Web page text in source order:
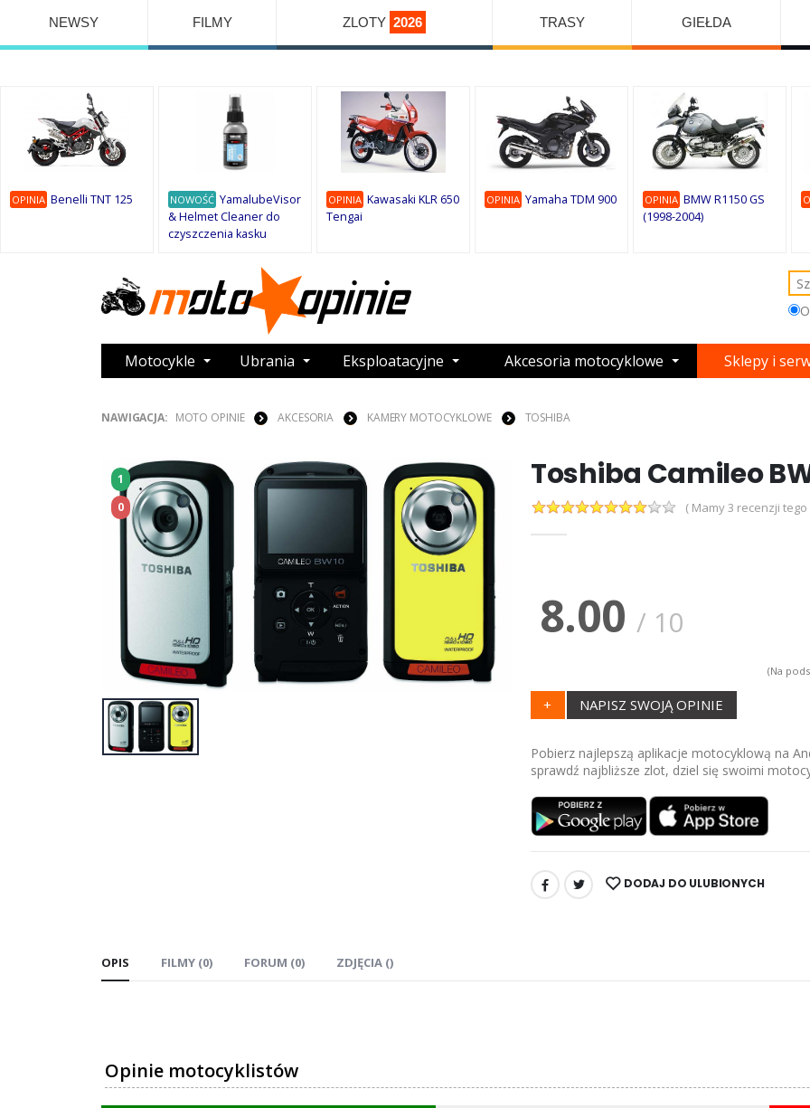
NEWSY FILMY ZLOTY 2026 TRASY GIEŁDA
OPINIA Benelli TNT 125 NOWOŚĆ YamalubeVisor
& Helmet Cleaner do
czyszczenia kasku
OPINIA Kawasaki KLR 650
Tengai
OPINIA Yamaha TDM 900 OPINIA BMW R1150 GS
(1998-2004)
Motocykle Ubrania Eksploatacyjne Akcesoria motocyklowe Sklepy i
NAWIGACJA: MOTO OPINIE AKCESORIA KAMERY MOTOCYKLOWE TOSHIBA
1
0
Toshiba Camileo
( Mamy 3 recenzji
8.00 / 10
(Na
+ NAPISZ SWOJĄ OPINIE
Pobierz najlepszą aplikacje motocyklową na
sprawdź najbliższe zlot, dziel się swoimi
UDOSTĘPNIJ: DODAJ DO ULUBIONYCH
OPIS FILMY (0) FORUM (0) ZDJĘCIA ()
Opinie motocyklistów